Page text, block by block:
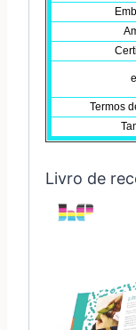
Termos
Livro de